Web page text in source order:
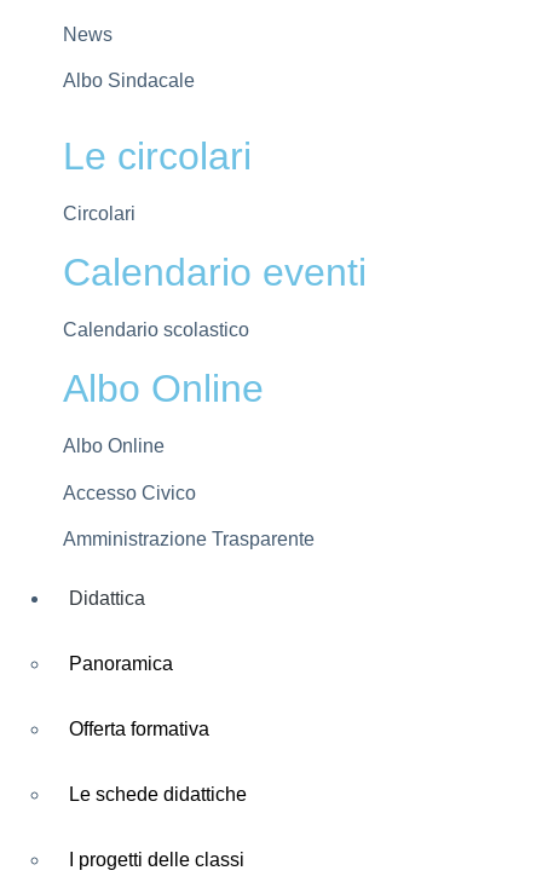
News
Albo Sindacale
Le circolari
Circolari
Calendario eventi
Calendario scolastico
Albo Online
Albo Online
Accesso Civico
Amministrazione Trasparente
Didattica
Panoramica
Offerta formativa
Le schede didattiche
I progetti delle classi